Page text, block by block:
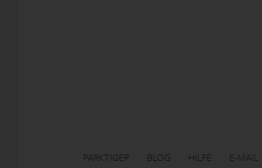
PARKTIGER BLOG HILFE E-MAIL